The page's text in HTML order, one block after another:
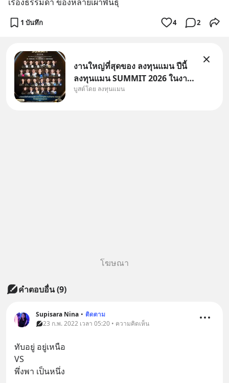
1 บันทึก 4 2
งานใหญ่ที่สุดของ ลงทุนแมน ปีนี้
ลงทุนแมน SUMMIT 2026 ในงาน
นี้จะมีเจ้าของธุรกิจ Dr.PONG,
บูสต์โดย ลงทุนแมน
โฆษณา
คำตอบอื่น(9)
Supisara Nina • ติดตาม
23 ก.พ. 2022 เวลา 05:20 • ความคิดเห็น
ทับอยู่ อยู่เหนือ
VS
พึ่งพา เป็นหนึ่ง